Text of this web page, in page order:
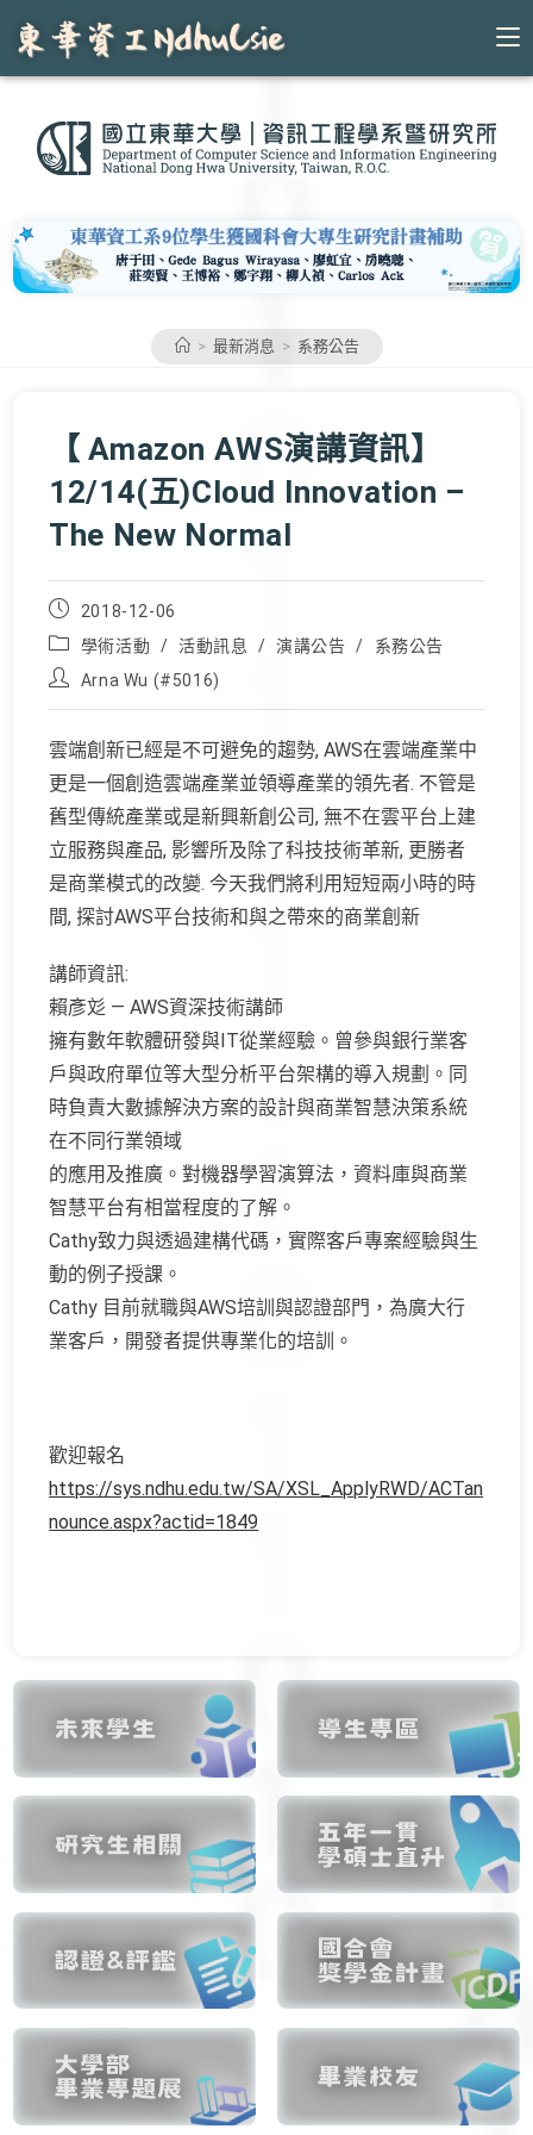
content
> 最新消息 > 系務公告
【 Amazon AWS演講資訊】
12/14(五)Cloud Innovation –
The New Normal
Post
2018-12-06
Post
category:
學術活動 / 活動訊息 / 演講公告 /
系務公告
Post
Arna Wu (#5016)
雲端創新已經是不可避免的趨勢, AWS在雲端產業中
更是一個創造雲端產業並領導產業的領先者. 不管是
舊型傳統產業或是新興新創公司, 無不在雲平台上建
立服務與產品, 影響所及除了科技技術革新, 更勝者
是商業模式的改變. 今天我們將利用短短兩小時的時
間, 探討AWS平台技術和與之帶來的商業創新
講師資訊:
賴彥彣 — AWS資深技術講師
擁有數年軟體研發與IT從業經驗。曾參與銀行業客
戶與政府單位等大型分析平台架構的導入規劃。同
時負責大數據解決方案的設計與商業智慧決策系統
在不同行業領域
的應用及推廣。對機器學習演算法，資料庫與商業
智慧平台有相當程度的了解。
Cathy致力與透過建構代碼，實際客戶專案經驗與生
動的例子授課。
Cathy 目前就職與AWS培訓與認證部門，為廣大行
業客戶，開發者提供專業化的培訓。
歡迎報名
https://sys.ndhu.edu.tw/SA/XSL_ApplyRWD/ACTan
nounce.aspx?actid=1849